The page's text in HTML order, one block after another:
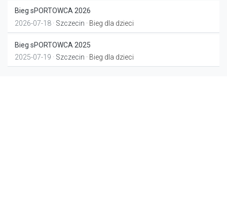
Bieg sPORTOWCA 2026
2026-07-18 · Szczecin · Bieg dla dzieci
Bieg sPORTOWCA 2025
2025-07-19 · Szczecin · Bieg dla dzieci